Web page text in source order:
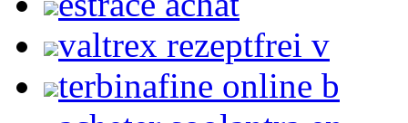
valtrex rezeptfrei v
terbinafine online b